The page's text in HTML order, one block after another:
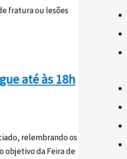
fratura ou lesões
até às 18h
relembrando os
objetivo da Feira de